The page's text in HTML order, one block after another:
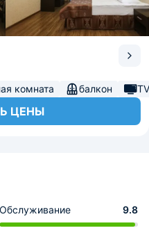
комната балкон TV
ЦЕНЫ
Обслуживание 9.8